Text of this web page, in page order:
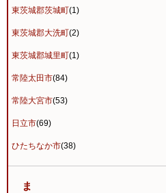
東茨城郡茨城町(1)
東茨城郡大洗町(2)
東茨城郡城里町(1)
常陸太田市(84)
常陸大宮市(53)
日立市(69)
ひたちなか市(38)
ま